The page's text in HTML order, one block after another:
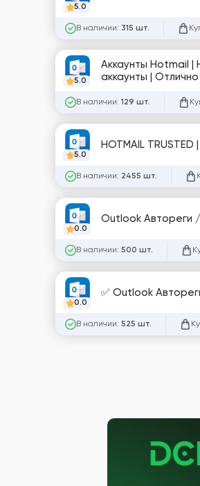
5.0
В наличии: 315 шт.
5.0
Аккаунты Hotmail |
аккаунты |
В наличии: 129 шт.
5.0
HOTMAIL TRUSTED
В наличии: 2455 шт.
0.0
Outlook Автореги
В наличии: 500 шт.
0.0
✅ Outlook
В наличии: 525 шт.